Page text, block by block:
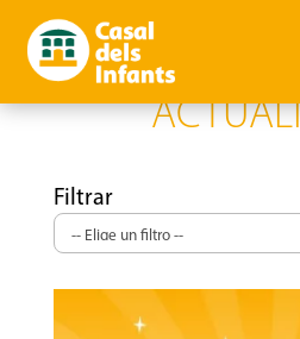
Filtrar